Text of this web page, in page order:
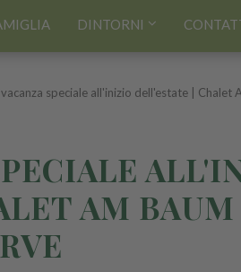
DINTORNI
vacanza speciale all'inizio dell'estate | Chalet
AM